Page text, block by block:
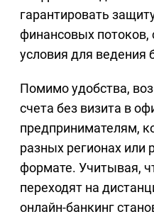
гарантировать
финансовых
условия для ведения
Помимо удобства,
счета без визита в
предпринимателям,
разных регионах или
формате. Учитывая,
переходят на
онлайн-банкинг